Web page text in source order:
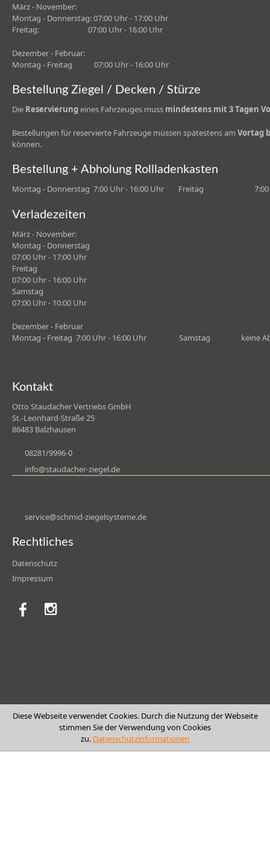
März - November:
Montag - Donnerstag: 07:00 Uhr - 17:00 Uhr
Freitag: 07:00 Uhr - 16:00 Uhr
Dezember - Februar:
Montag - Freitag 07:00 Uhr - 16:00 Uhr
Bestellung Ziegel / Decken / Stürze
Die Reservierungeines Fahrzeuges muss mindestens mit 3 Tagen
Bestellungen für reservierte Fahrzeuge müssen spätestens am Vortag
können.
Bestellung + Abholung Rollladenkasten
Montag - Donnerstag 7:00 Uhr - 16:00 Uhr Freitag 7:00
Verladezeiten
März - November:
Montag - Donnerstag
07:00 Uhr - 17:00 Uhr
Freitag
07:00 Uhr - 16:00 Uhr
Samstag
07:00 Uhr - 10:00 Uhr
Dezember - Februar
Montag - Freitag 7:00 Uhr - 16:00 Uhr Samstag keine
Kontakt
Otto Staudacher Vertriebs GmbH
St.-Leonhard-Straße 25
86483 Balzhausen
08281/9996-0
nf
st d ch r-z g ld
s rvc schm d-z g lsyst m d
Rechtliches
Datenschutz
Impressum
Diese Webseite verwendet Cookies. Durch die Nutzung der Webseite
stimmen Sie der Verwendung von Cookies
zu. Datenschutzinformationen